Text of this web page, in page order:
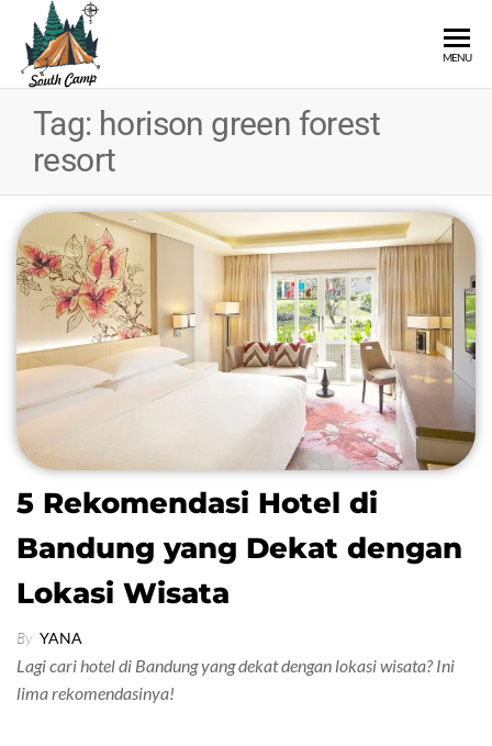
CAMP
Selatan
MENU
Tag: horison green forest
resort
5 Rekomendasi Hotel di
Bandung yang Dekat dengan
Lokasi Wisata
By YANA
Lagi cari hotel di Bandung yang dekat dengan lokasi wisata? Ini
lima rekomendasinya!